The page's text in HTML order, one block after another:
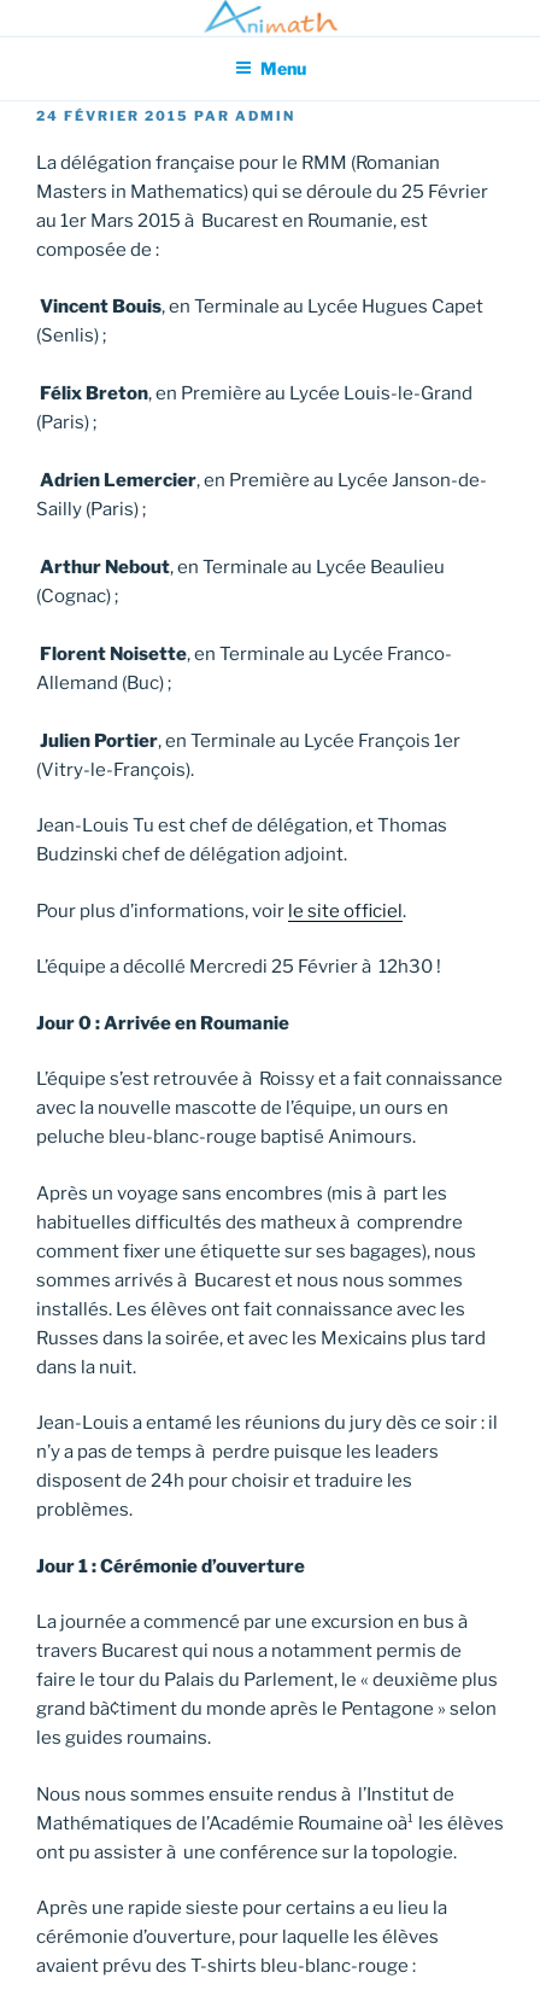
au
principal
Association pour l'Animation en Mathématiques
Menu
PUBLIÉ
24 FÉVRIER 2015 PAR ADMIN
La délégation française pour le RMM (Romanian
Masters in Mathematics) qui se déroule du 25 Février
au 1er Mars 2015 à Bucarest en Roumanie, est
composée de :
Vincent Bouis, en Terminale au Lycée Hugues Capet
(Senlis) ;
Félix Breton, en Première au Lycée Louis-le-Grand
(Paris) ;
Adrien Lemercier, en Première au Lycée Janson-de-
Sailly (Paris) ;
Arthur Nebout, en Terminale au Lycée Beaulieu
(Cognac) ;
Florent Noisette, en Terminale au Lycée Franco-
Allemand (Buc) ;
Julien Portier, en Terminale au Lycée François 1er
(Vitry-le-François).
Jean-Louis Tu est chef de délégation, et Thomas
Budzinski chef de délégation adjoint.
Pour plus d’informations, voir le site officiel.
L’équipe a décollé Mercredi 25 Février à 12h30 !
Jour 0 : Arrivée en Roumanie
L’équipe s’est retrouvée à Roissy et a fait connaissance
avec la nouvelle mascotte de l’équipe, un ours en
peluche bleu-blanc-rouge baptisé Animours.
Après un voyage sans encombres (mis à part les
habituelles difficultés des matheux à comprendre
comment fixer une étiquette sur ses bagages), nous
sommes arrivés à Bucarest et nous nous sommes
installés. Les élèves ont fait connaissance avec les
Russes dans la soirée, et avec les Mexicains plus tard
dans la nuit.
Jean-Louis a entamé les réunions du jury dès ce soir : il
n’y a pas de temps à perdre puisque les leaders
disposent de 24h pour choisir et traduire les
problèmes.
Jour 1 : Cérémonie d’ouverture
La journée a commencé par une excursion en bus à
travers Bucarest qui nous a notamment permis de
faire le tour du Palais du Parlement, le « deuxième plus
grand bà¢timent du monde après le Pentagone » selon
les guides roumains.
Nous nous sommes ensuite rendus à l’Institut de
Mathématiques de l’Académie Roumaine oà¹ les élèves
ont pu assister à une conférence sur la topologie.
Après une rapide sieste pour certains a eu lieu la
cérémonie d’ouverture, pour laquelle les élèves
avaient prévu des T-shirts bleu-blanc-rouge :